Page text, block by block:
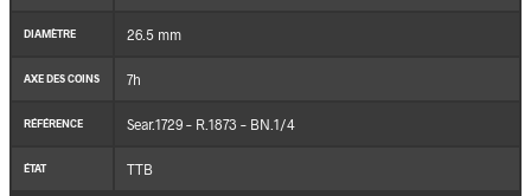
DIAMÈTRE 26.5 mm
AXE DES COINS 7h
RÉFÉRENCE Sear.1729 – R.1873 – BN.1/4
ÉTAT TTB